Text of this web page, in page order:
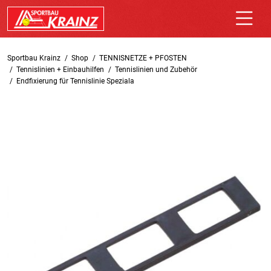
Sportbau Krainz Shop
TENNISNETZE + PFOSTEN
Tennislinien + Einbauhilfen
Tennislinien und Zubehör
Endfixierung für Tennislinie Speziala